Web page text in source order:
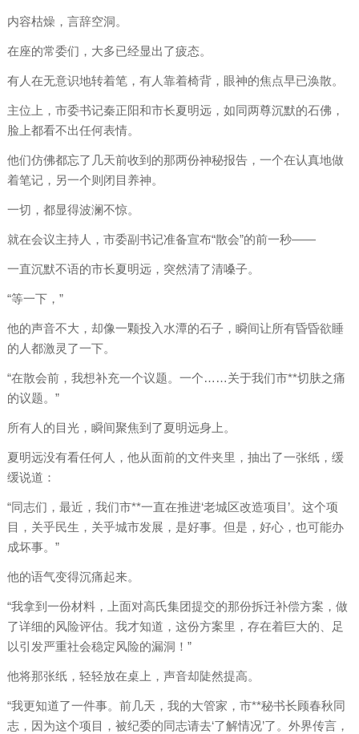
内容枯燥，言辞空洞。
在座的常委们，大多已经显出了疲态。
有人在无意识地转着笔，有人靠着椅背，眼神的焦点早已涣散。
主位上，市委书记秦正阳和市长夏明远，如同两尊沉默的石佛，
脸上都看不出任何表情。
他们仿佛都忘了几天前收到的那两份神秘报告，一个在认真地做
着笔记，另一个则闭目养神。
一切，都显得波澜不惊。
就在会议主持人，市委副书记准备宣布“散会”的前一秒——
一直沉默不语的市长夏明远，突然清了清嗓子。
“等一下，”
他的声音不大，却像一颗投入水潭的石子，瞬间让所有昏昏欲睡
的人都激灵了一下。
“在散会前，我想补充一个议题。一个……关于我们市**切肤之痛
的议题。”
所有人的目光，瞬间聚焦到了夏明远身上。
夏明远没有看任何人，他从面前的文件夹里，抽出了一张纸，缓
缓说道：
“同志们，最近，我们市**一直在推进‘老城区改造项目’。这个项
目，关乎民生，关乎城市发展，是好事。但是，好心，也可能办
成坏事。”
他的语气变得沉痛起来。
“我拿到一份材料，上面对高氏集团提交的那份拆迁补偿方案，做
了详细的风险评估。我才知道，这份方案里，存在着巨大的、足
以引发严重社会稳定风险的漏洞！”
他将那张纸，轻轻放在桌上，声音却陡然提高。
“我更知道了一件事。前几天，我的大管家，市**秘书长顾春秋同
志，因为这个项目，被纪委的同志请去‘了解情况’了。外界传言，